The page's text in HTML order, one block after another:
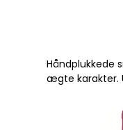
Håndplukkede
ægte karakter.